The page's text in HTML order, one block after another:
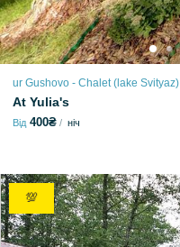
ur Gushovo - Chalet (lake Svіtyaz)
At Yulia's
Від 400₴ ніч
💯